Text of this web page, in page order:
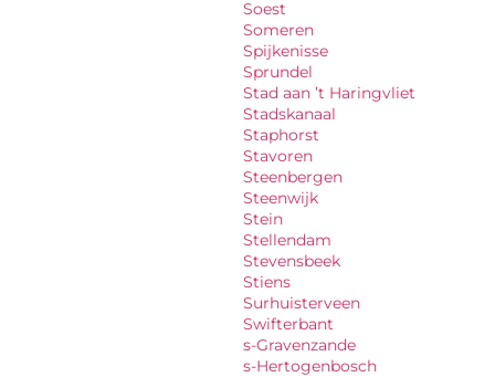
Soest
Someren
Spijkenisse
Sprundel
Stad aan ’t Haringvliet
Stadskanaal
Staphorst
Stavoren
Steenbergen
Steenwijk
Stein
Stellendam
Stevensbeek
Stiens
Surhuisterveen
Swifterbant
s-Gravenzande
s-Hertogenbosch